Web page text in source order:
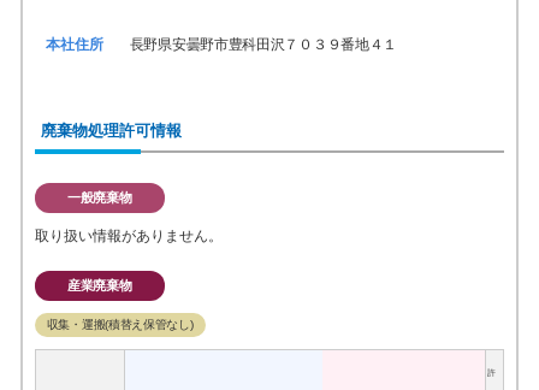
本社住所 長野県安曇野市豊科田沢７０３９番地４１
廃棄物処理許可情報
一般廃棄物
取り扱い情報がありません。
産業廃棄物
収集・運搬(積替え保管なし)
許